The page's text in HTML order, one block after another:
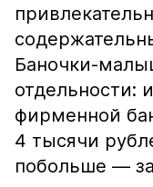
Баночки-
отдельности:
фирменной
4 тысячи
побольше —